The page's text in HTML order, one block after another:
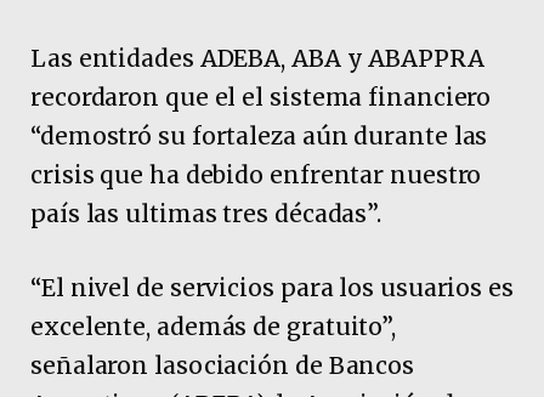
Las entidades ADEBA, ABA y ABAPPRA
recordaron que el el sistema financiero
“demostró su fortaleza aún durante las
crisis que ha debido enfrentar nuestro
país las ultimas tres décadas”.
“El nivel de servicios para los usuarios es
excelente, además de gratuito”,
señalaron lasociación de Bancos